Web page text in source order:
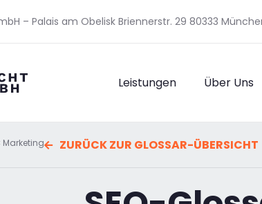
– Palais am Obelisk Briennerstr. 29 80333
Leistungen Über Uns
Marketing ZURÜCK ZUR GLOSSAR-ÜBERSICHT